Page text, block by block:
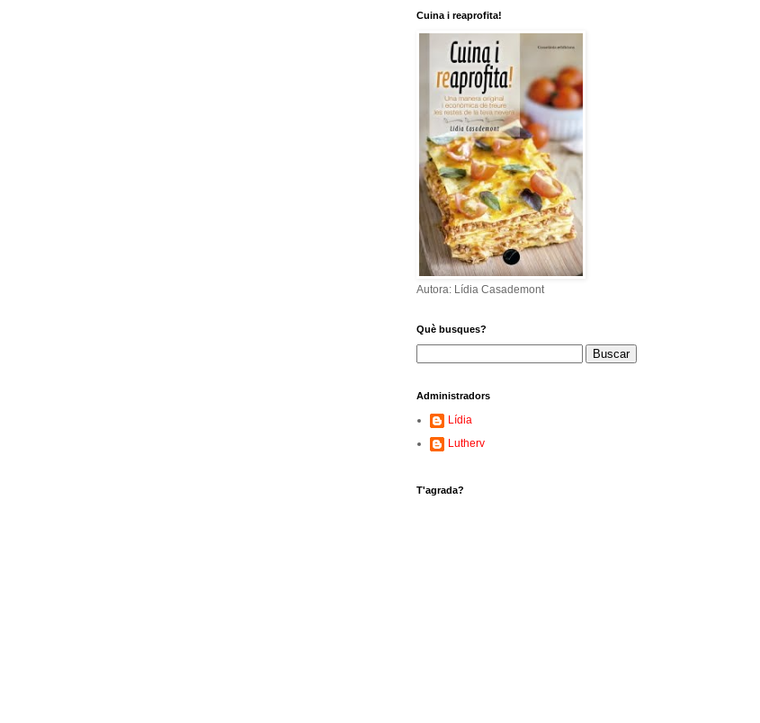
Cuina i reaprofita!
Autora: Lídia Casademont
Què busques?
Administradors
Lídia
Lutherv
T'agrada?